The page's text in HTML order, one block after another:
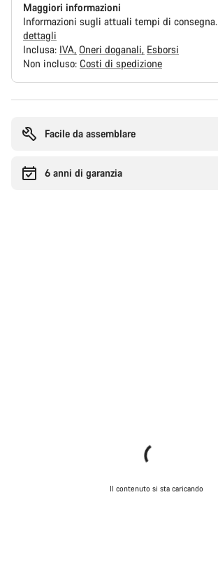
Maggiori informazioni
Informazioni sugli attuali tempi di consegna.
dettagli
Inclusa: IVA Oneri doganali Esborsi
Non incluso: Costi di spedizione
l'acquistoFacile da assemblare
6 anni di garanzia
Il contenuto si sta caricando